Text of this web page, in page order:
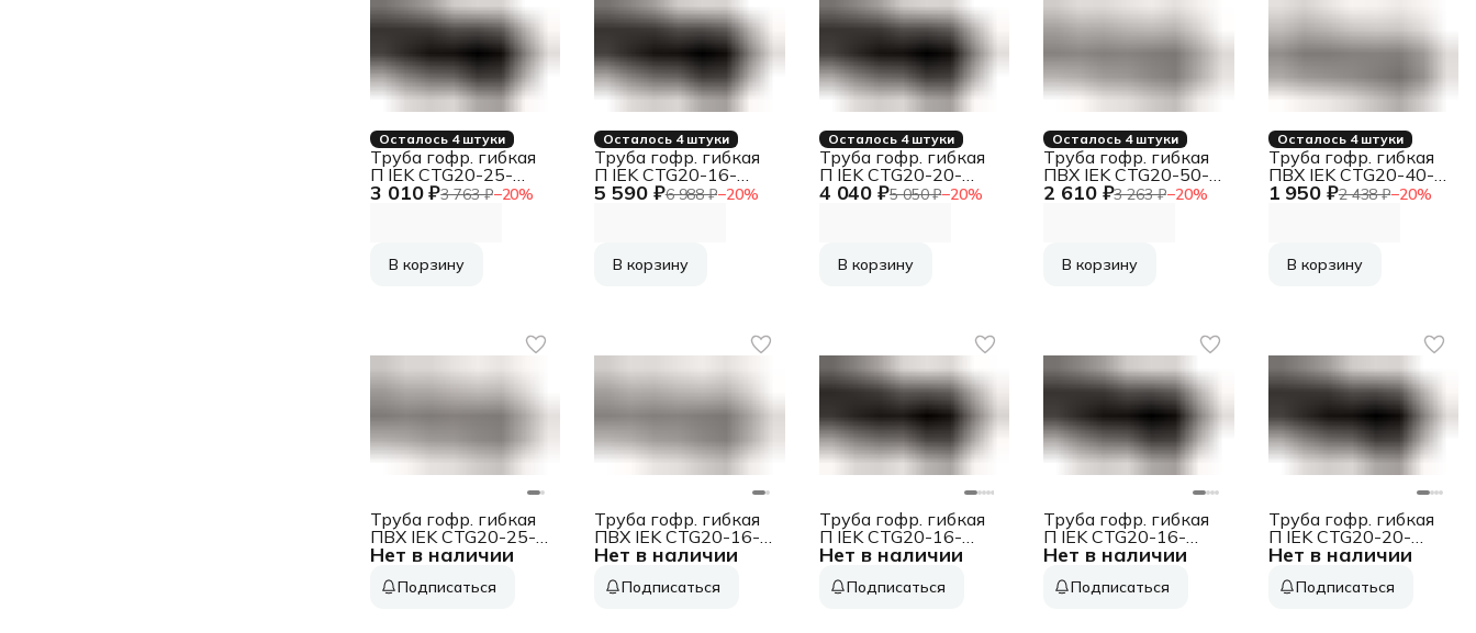
Осталось 4 штуки
3 010 ₽3 763 ₽−20%
Труба гофр. гибкая
П IEK CTG20-25-
K02-050-1
В корзину
Осталось 4 штуки
5 590 ₽6 988 ₽−20%
Труба гофр. гибкая
П IEK CTG20-16-
K02-100-1
В корзину
Осталось 4 штуки
4 040 ₽5 050 ₽−20%
Труба гофр. гибкая
П IEK CTG20-20-
K02-100-1
В корзину
Осталось 4 штуки
2 610 ₽3 263 ₽−20%
Труба гофр. гибкая
ПВХ IEK CTG20-50-
K41-015I
В корзину
Осталось 4 штуки
1 950 ₽2 438 ₽−20%
Труба гофр. гибкая
ПВХ IEK CTG20-40-
K41-015I
В корзину
Нет в наличии
Труба гофр. гибкая
ПВХ IEK CTG20-25-
K41-025I
протяжкой 25м сер.
Подписаться
Нет в наличии
Труба гофр. гибкая
ПВХ IEK CTG20-16-
K41-050I
протяжкой 50м сер.
Подписаться
Нет в наличии
Труба гофр. гибкая
П IEK CTG20-16-
K02-050-1
протяжкой 50м
Подписаться
Нет в наличии
Труба гофр. гибкая
П IEK CTG20-16-
K02-025-1
протяжкой 25м
Подписаться
Нет в наличии
Труба гофр. гибкая
П IEK CTG20-20-
K02-050-1
протяжкой 50м
Подписаться